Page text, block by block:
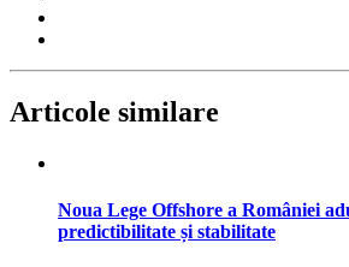
Articole similare
Noua Lege Offshore a României
predictibilitate și stabilitate